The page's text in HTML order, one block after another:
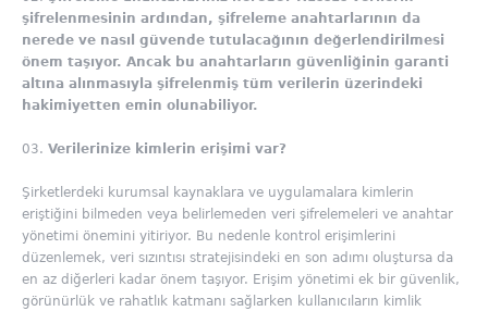
şifrelenmesinin ardından, şifreleme anahtarlarının da
nerede ve nasıl güvende tutulacağının değerlendirilmesi
önem taşıyor. Ancak bu anahtarların güvenliğinin garanti
altına alınmasıyla şifrelenmiş tüm verilerin üzerindeki
hakimiyetten emin olunabiliyor.
Verilerinize kimlerin erişimi var?
Şirketlerdeki kurumsal kaynaklara ve uygulamalara kimlerin
eriştiğini bilmeden veya belirlemeden veri şifrelemeleri ve anahtar
yönetimi önemini yitiriyor. Bu nedenle kontrol erişimlerini
düzenlemek, veri sızıntısı stratejisindeki en son adımı oluştursa da
en az diğerleri kadar önem taşıyor. Erişim yönetimi ek bir güvenlik,
görünürlük ve rahatlık katmanı sağlarken kullanıcıların kimlik